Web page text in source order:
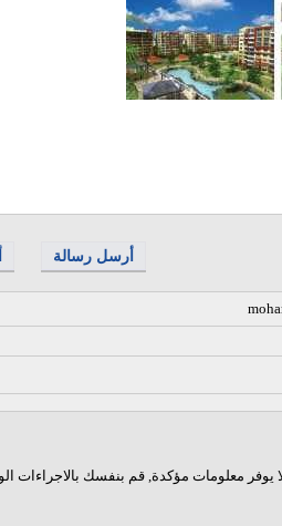
أرسل رسالة
معلومات مؤكدة, قم بنفسك بالاجراءات